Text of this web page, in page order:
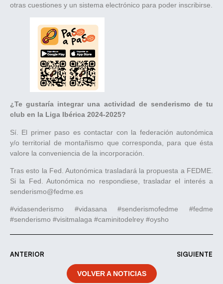
otras cuestiones y un sistema electrónico para poder inscribirse.
¿Te gustaría integrar una actividad de senderismo de tu
club en la Liga Ibérica 2024-2025?
Sí. El primer paso es contactar con la federación autonómica
y/o territorial de montañismo que corresponda, para que ésta
valore la conveniencia de la incorporación.
Tras esto la Fed. Autonómica trasladará la propuesta a FEDME.
Si la Fed. Autonómica no respondiese, trasladar el interés a
senderismo@fedme.es
#vidasenderismo #vidasana #senderismofedme #fedme
#senderismo #visitmalaga #caminitodelrey #oysho
ANTERIOR SIGUIENTE
VOLVER A NOTICIAS